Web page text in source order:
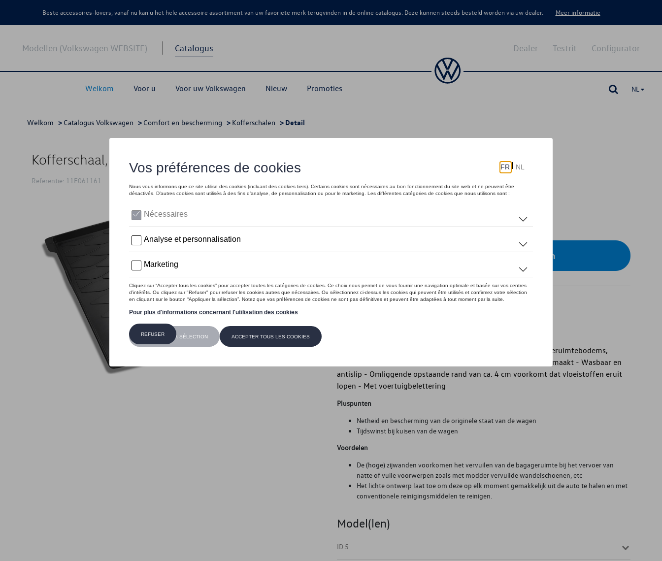
Beste accessoires-lovers, vanaf nu kan u het hele accessoire assortiment van uw favoriete merk terugvinden in de online catalogus. Deze kunnen steeds besteld worden via uw dealer. Meer informatie
Modellen (Volkswagen WEBSITE) Catalogus
Welkom Voor u Voor uw Volkswagen Nieuw Promoties
Configurator
Testrit
Dealer
NL
Welkom > Catalogus Volkswagen > Comfort en bescherming > Kofferschalen > Detail
Kofferschaal, Voertuigen met variabele bagageruimtebodem (PR 3GN)
Referentie: 11E061161
Minder dan 5 stuks beschikbaar.
Contacteer uw dealer om te bestellen
Introductie
Volkswagen originele bagageruimtebak - Voor variabele bagageruimtebodems,
bovenste positie - Beschermt tegen vocht en vuil - Op maat gemaakt - Wasbaar en
antislip - Omliggende opstaande rand van ca. 4 cm voorkomt dat vloeistoffen eruit
lopen - Met voertuigbelettering
Pluspunten
Netheid en bescherming van de originele staat van de wagen
Tijdswinst bij kuisen van de wagen
Voordelen
De (hoge) zijwanden voorkomen het vervuilen van de bagageruimte bij het vervoer van
natte of vuile voorwerpen zoals met modder vervuilde wandelschoenen, etc
Het lichte ontwerp laat toe om deze op elk moment gemakkelijk uit de auto te halen en met
conventionele reinigingsmiddelen te reinigen.
Model(len)
ID.5